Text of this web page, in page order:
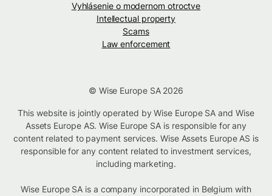
Vyhlásenie o modernom otroctve
Intellectual property
Scams
Law enforcement
© Wise Europe SA 2026
This website is jointly operated by Wise Europe SA and Wise
Assets Europe AS. Wise Europe SA is responsible for any
content related to payment services. Wise Assets Europe AS is
responsible for any content related to investment services,
including marketing.
Wise Europe SA is a company incorporated in Belgium with